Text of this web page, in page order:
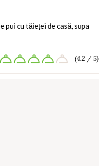
pui cu tăieței de casă, supa
(4.2 / 5)